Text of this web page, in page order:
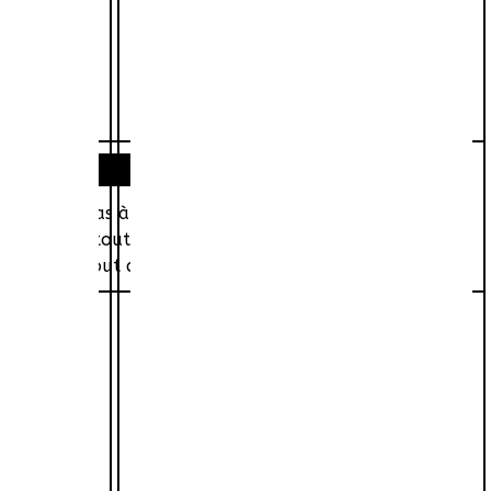
pas à décider si c'est une bonne ou une
épuise tout son entourage, sans raison apparente.
dans tout cela.